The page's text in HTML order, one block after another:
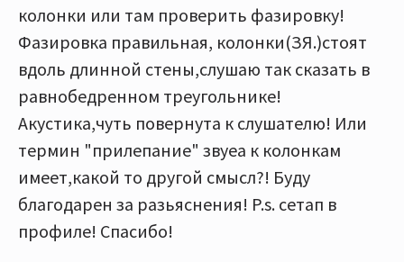
колонки или там проверить фазировку!
Фазировка правильная, колонки(ЗЯ.)стоят
вдоль длинной стены,слушаю так сказать в
равнобедренном треугольнике!
Акустика,чуть повернута к слушателю! Или
термин "прилепание" звуеа к колонкам
имеет,какой то другой смысл?! Буду
благодарен за разьяснения! P.s. сетап в
профиле! Спасибо!